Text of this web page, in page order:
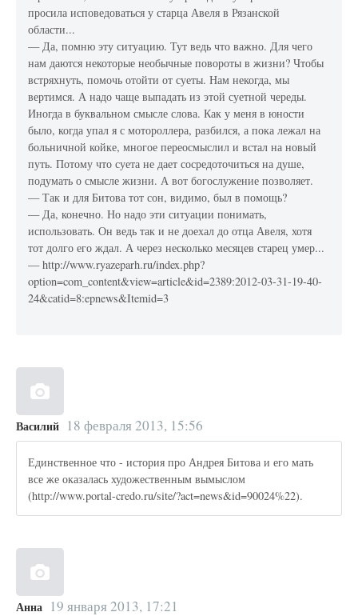
просила исповедоваться у старца Авеля в Рязанской
области...
— Да, помню эту ситуацию. Тут ведь что важно. Для чего
нам даются некоторые необычные повороты в жизни? Чтобы
встряхнуть, помочь отойти от суеты. Нам некогда, мы
вертимся. А надо чаще выпадать из этой суетной череды.
Иногда в буквальном смысле слова. Как у меня в юности
было, когда упал я с мотороллера, разбился, а пока лежал на
больничной койке, многое переосмыслил и встал на новый
путь. Потому что суета не дает сосредоточиться на душе,
подумать о смысле жизни. А вот богослужение позволяет.
— Так и для Битова тот сон, видимо, был в помощь?
— Да, конечно. Но надо эти ситуации понимать,
использовать. Он ведь так и не доехал до отца Авеля, хотя
тот долго его ждал. А через несколько месяцев старец умер...
— http://www.ryazeparh.ru/index.php?
option=com_content&view=article&id=2389:2012-03-31-19-40-
24&catid=8:epnews&Itemid=3
Василий 18 февраля 2013, 15:56
Единственное что - история про Андрея Битова и его мать
все же оказалась художественным вымыслом
(http://www.portal-credo.ru/site/?act=news&id=90024%22).
Анна 19 января 2013, 17:21